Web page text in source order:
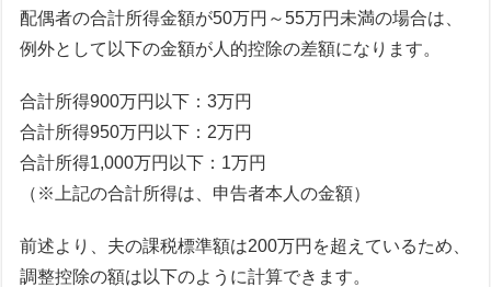
配偶者の合計所得金額が50万円～55万円未満の場合は、
例外として以下の金額が人的控除の差額になります。
合計所得900万円以下：3万円
合計所得950万円以下：2万円
合計所得1,000万円以下：1万円
（※上記の合計所得は、申告者本人の金額）
前述より、夫の課税標準額は200万円を超えているため、
調整控除の額は以下のように計算できます。